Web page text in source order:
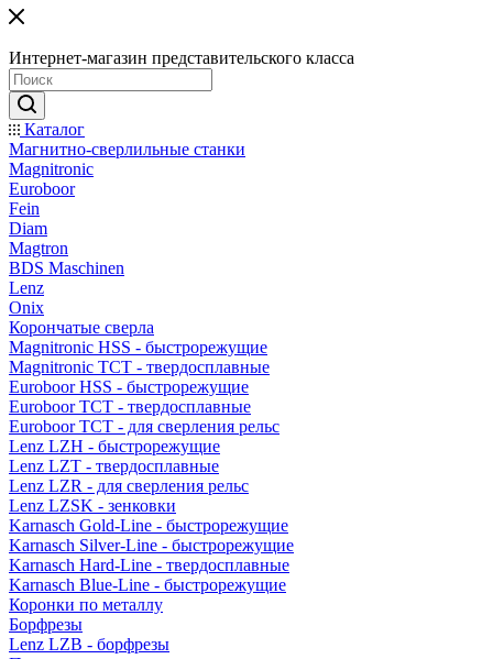
Интернет-магазин представительского класса
Каталог
Магнитно-сверлильные станки
Magnitronic
Euroboor
Fein
Diam
Magtron
BDS Maschinen
Lenz
Onix
Корончатые сверла
Magnitronic HSS - быстрорежущие
Magnitronic TCT - твердосплавные
Euroboor HSS - быстрорежущие
Euroboor TCT - твердосплавные
Euroboor TCT - для сверления рельс
Lenz LZH - быстрорежущие
Lenz LZT - твердосплавные
Lenz LZR - для сверления рельс
Lenz LZSK - зенковки
Karnasch Gold-Line - быстрорежущие
Karnasch Silver-Line - быстрорежущие
Karnasch Hard-Line - твердосплавные
Karnasch Blue-Line - быстрорежущие
Коронки по металлу
Борфрезы
Lenz LZB - борфрезы